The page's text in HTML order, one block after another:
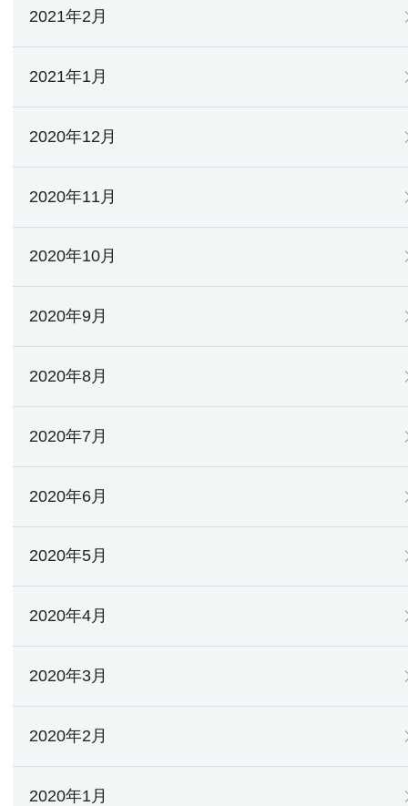
2021年2月
2021年1月
2020年12月
2020年11月
2020年10月
2020年9月
2020年8月
2020年7月
2020年6月
2020年5月
2020年4月
2020年3月
2020年2月
2020年1月